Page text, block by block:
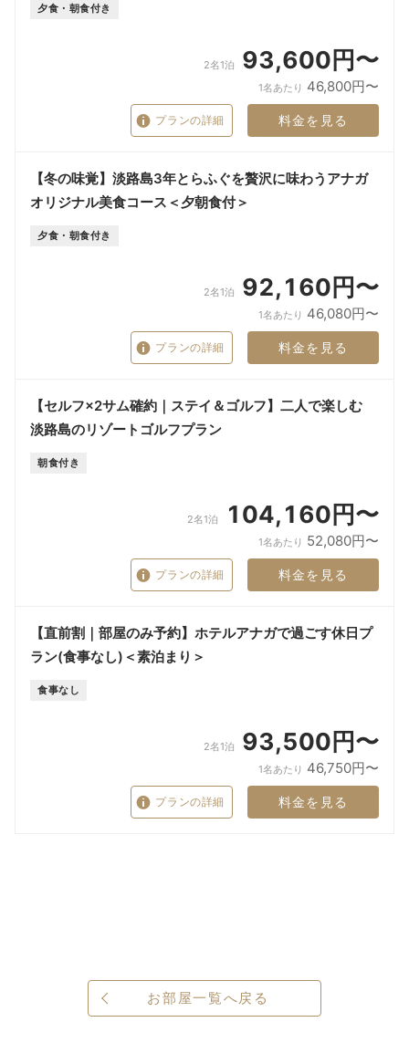
夕食・朝食付き
2名1泊 93,600円〜
1名あたり 46,800円〜
プランの詳細 料金を見る
【冬の味覚】淡路島3年とらふぐを贅沢に味わうアナガ
オリジナル美食コース＜夕朝食付＞
夕食・朝食付き
2名1泊 92,160円〜
1名あたり 46,080円〜
プランの詳細 料金を見る
【セルフ×2サム確約｜ステイ＆ゴルフ】二人で楽しむ
淡路島のリゾートゴルフプラン
朝食付き
2名1泊 104,160円〜
1名あたり 52,080円〜
プランの詳細 料金を見る
【直前割｜部屋のみ予約】ホテルアナガで過ごす休日プ
ラン(食事なし)＜素泊まり＞
食事なし
2名1泊 93,500円〜
1名あたり 46,750円〜
プランの詳細 料金を見る
お部屋一覧へ戻る